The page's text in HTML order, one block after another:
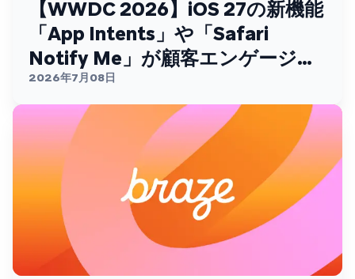
【WWDC 2026】iOS 27の新機能
「App Intents」や「Safari
Notify Me」が顧客エンゲージメ
ントを変える
2026年7月08日